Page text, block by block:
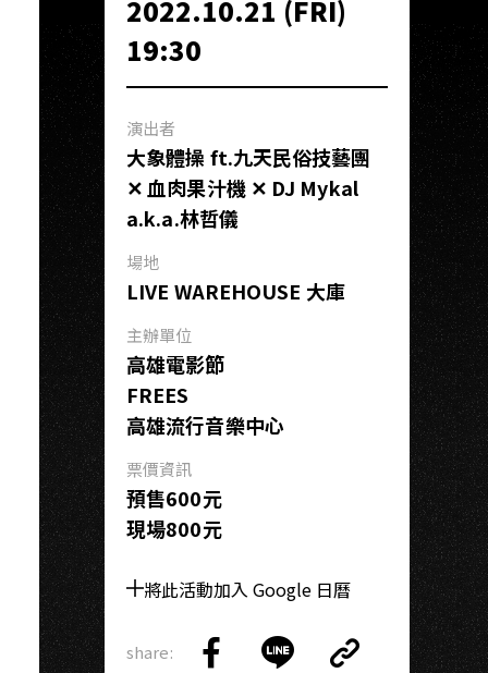
2022.10.21 (FRI)
19:30
演出者
大象體操 ft.九天民俗技藝團
✕ 血肉果汁機 ✕ DJ Mykal
a.k.a.林哲儀
場地
LIVE WAREHOUSE 大庫
主辦單位
高雄電影節
FREES
高雄流行音樂中心
票價資訊
預售600元
現場800元
將此活動加入 Google 日曆
share:
Copy